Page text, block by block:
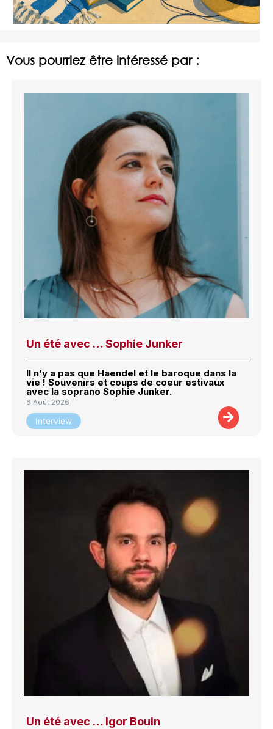
Vous pourriez être intéressé par :
Un été avec … Sophie Junker
Il n’y a pas que Haendel et le baroque dans la
vie ! Souvenirs et coups de coeur estivaux
avec la soprano Sophie Junker.
6 Août 2026
Interview
Un été avec … Igor Bouin